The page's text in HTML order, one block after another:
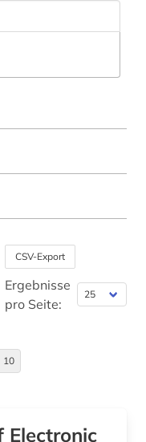
CSV-Export
Ergebnisse
pro Seite:
10